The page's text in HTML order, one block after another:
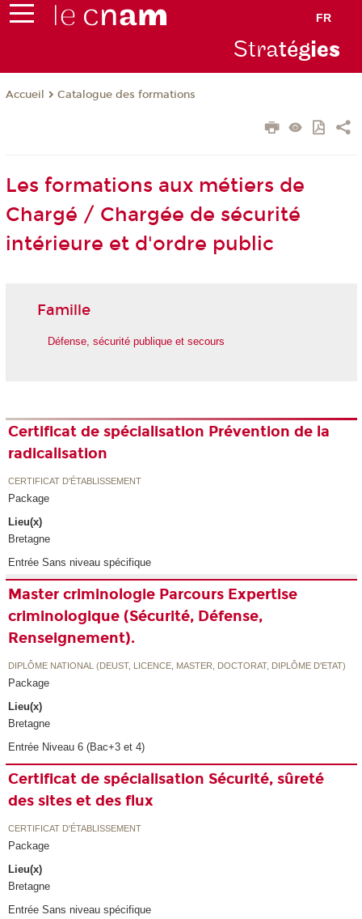
FR
Stratégies
Accueil Catalogue des formations
Les formations aux métiers de
Chargé / Chargée de sécurité
intérieure et d'ordre public
Famille
Défense, sécurité publique et secours
Certificat de spécialisation Prévention de la
radicalisation
CERTIFICAT D'ÉTABLISSEMENT
Package
Lieu(x)
Bretagne
Entrée Sans niveau spécifique
Master criminologie Parcours Expertise
criminologique (Sécurité, Défense,
Renseignement).
DIPLÔME NATIONAL (DEUST, LICENCE, MASTER, DOCTORAT, DIPLÔME D'ETAT)
Package
Lieu(x)
Bretagne
Entrée Niveau 6 (Bac+3 et 4)
Certificat de spécialisation Sécurité, sûreté
des sites et des flux
CERTIFICAT D'ÉTABLISSEMENT
Package
Lieu(x)
Bretagne
Entrée Sans niveau spécifique